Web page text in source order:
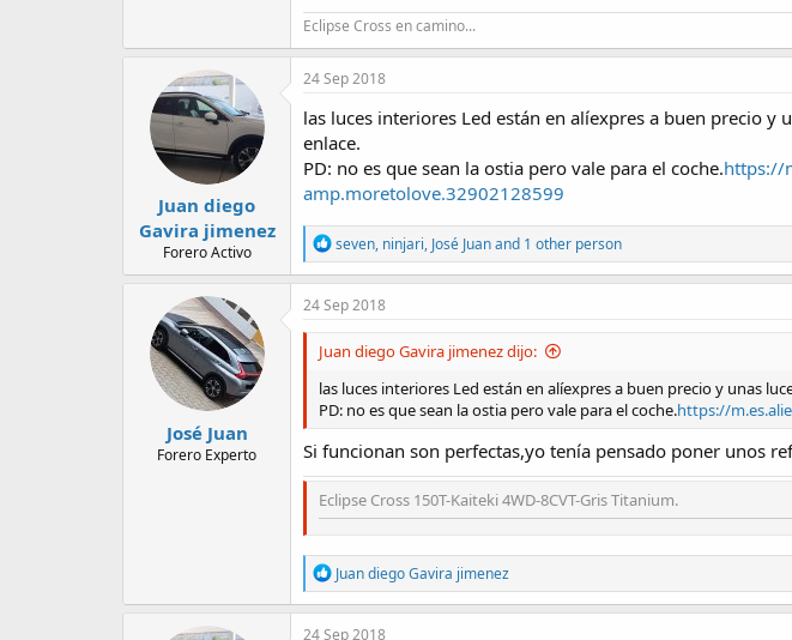
Eclipse Cross en camino...
Juan diego
Gavira jimenez
Forero Activo
24 Sep 2018
las luces interiores Led están en alíexpres a buen precio
enlace.
PD: no es que sean la ostia pero vale para el coche.https://
amp.moretolove.32902128599
R
e
a
c
o
s
:
seven, ninjari, José Juanand 1 other person
José Juan
Forero Experto
24 Sep 2018
Juan diego Gavira jimenez dijo:
las luces interiores Led están en alíexpres a buen precio y unas
PD: no es que sean la ostia pero vale para el coche.https://
Si funcionan son perfectas,yo tenía pensado poner unos
Eclipse Cross 150T-Kaiteki 4WD-8CVT-Gris Titanium.
R
e
a
c
Juan diego Gavira jimenez
24 Sep 2018